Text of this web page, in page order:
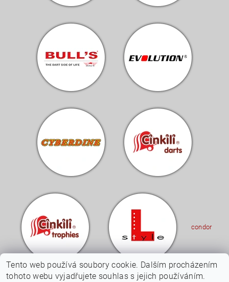
condor
Tento web používá soubory cookie. Dalším procházením
tohoto webu vyjadřujete souhlas s jejich používáním.